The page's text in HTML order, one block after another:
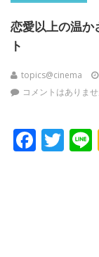
恋愛以上の温か
ト
topics@cinema
コメントはありま
F T